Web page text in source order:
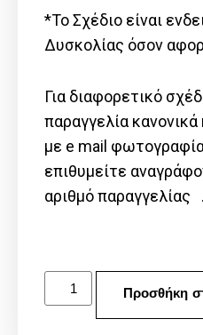
*Το Σχέδιο είναι
Δυσκολίας όσον
Για διαφορετικό
παραγγελία
με e mail
επιθυμείτε
αριθμό παραγγελίας .
Προσθήκη